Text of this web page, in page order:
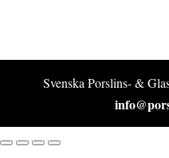
Svenska Porslins- &